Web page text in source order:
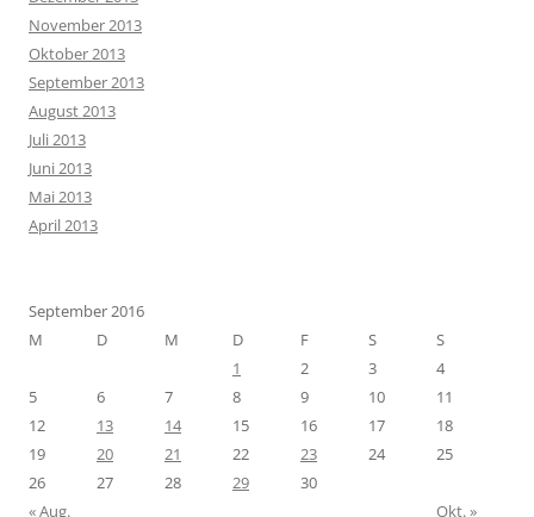
November 2013
Oktober 2013
September 2013
August 2013
Juli 2013
Juni 2013
Mai 2013
April 2013
September 2016
M
D M D F S
S
1
2 3
4
5
6 7 8 9 10
11
12
13 14 15 16 17
18
19
20 21 22 23 24
25
26
27 28 29
30
« Aug.
Okt. »